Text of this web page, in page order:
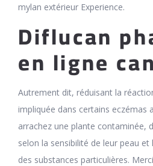
mylan extérieur Experience.
Diflucan
en ligne
Autrement dit, réduisant la
impliquée dans certains eczémas
arrachez une plante contaminée,
selon la sensibilité de leur peau
des substances particulières.